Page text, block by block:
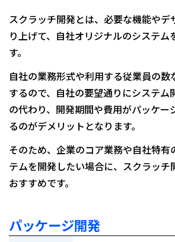
スクラッチ開発とは、必要な機能やデ
り上げて、自社オリジナルのシステム
す。
自社の業務形式や利用する従業員の
するので、自社の要望通りにシステム
の代わり、開発期間や費用がパッケー
るのがデメリットとなります。
そのため、企業のコア業務や自社特有
テムを開発したい場合に、スクラッチ
おすすめです。
パッケージ開発